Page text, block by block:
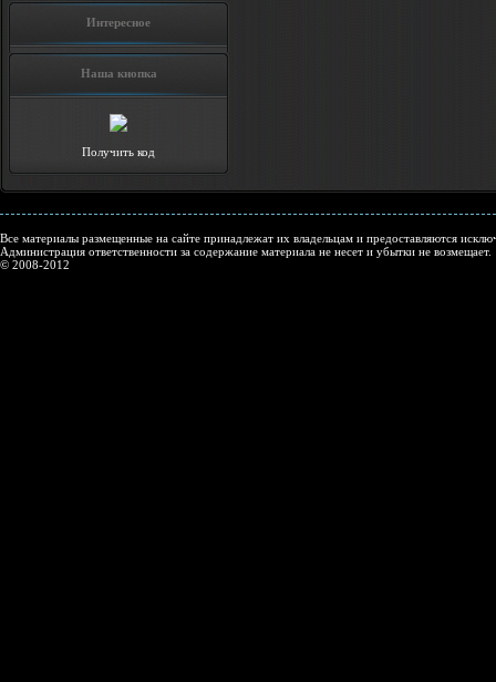
Интересное
Наша кнопка
Получить код
Все материалы размещенные на сайте принадлежат их владельцам и предоставляются
Администрация ответственности за содержание материала не несет и убытки не возмещает.
© 2008-2012